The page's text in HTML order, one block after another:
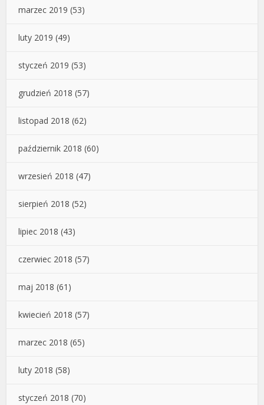
marzec 2019 (53)
luty 2019 (49)
styczeń 2019 (53)
grudzień 2018 (57)
listopad 2018 (62)
październik 2018 (60)
wrzesień 2018 (47)
sierpień 2018 (52)
lipiec 2018 (43)
czerwiec 2018 (57)
maj 2018 (61)
kwiecień 2018 (57)
marzec 2018 (65)
luty 2018 (58)
styczeń 2018 (70)